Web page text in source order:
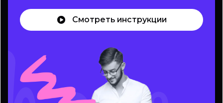
Смотреть инструкции